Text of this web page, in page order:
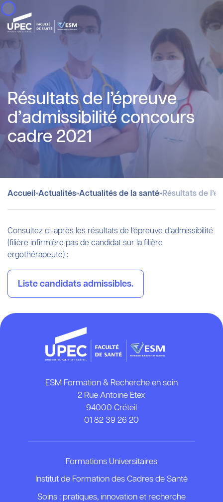
Panneau de gestion des cookies
Résultats de l’épreuve
d’admissibilité concours
cadre 2021
Accueil »Actualités»Actualités de la santé»Résultats de
Consultez ci-après les résultats de l’épreuve d’admissibilité
(filière infirmière pas de candidat sur la filière
ergothérapeute) :
Liste candidats admissibles.
ESM Formation & Recherche en soin
2 Rue Antoine Etex
94000 Créteil
01 82 39 26 20
Formations Universitaires
Institut de Formation des Cadres de Santé
Soins : pratiques, innovation et recherche